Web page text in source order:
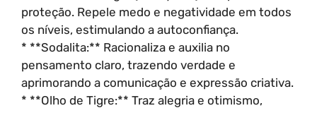
proteção. Repele medo e negatividade em todos
os níveis, estimulando a autoconfiança.
* **Sodalita:** Racionaliza e auxilia no
pensamento claro, trazendo verdade e
aprimorando a comunicação e expressão criativa.
* **Olho de Tigre:** Traz alegria e otimismo,